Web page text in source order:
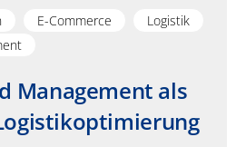
E-Commerce
Logistik
Management als